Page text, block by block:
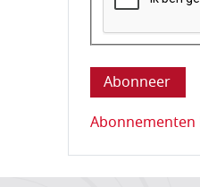
Deze vraag
Abonnementen